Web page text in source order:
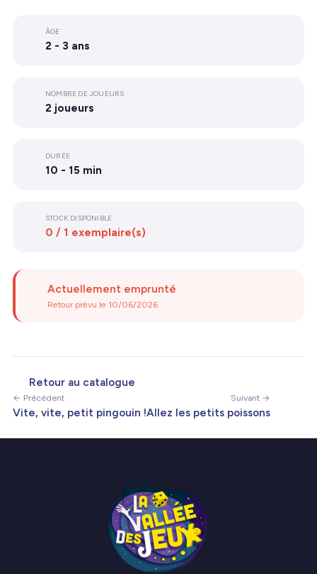
ÂGE
2 - 3 ans
NOMBRE DE JOUEURS
2 joueurs
DURÉE
10 - 15 min
STOCK DISPONIBLE
0 / 1 exemplaire(s)
Actuellement emprunté
Retour prévu le 10/06/2026
Retour au catalogue
← Précédent
Vite, vite, petit pingouin !
Suivant →
Allez les petits poissons